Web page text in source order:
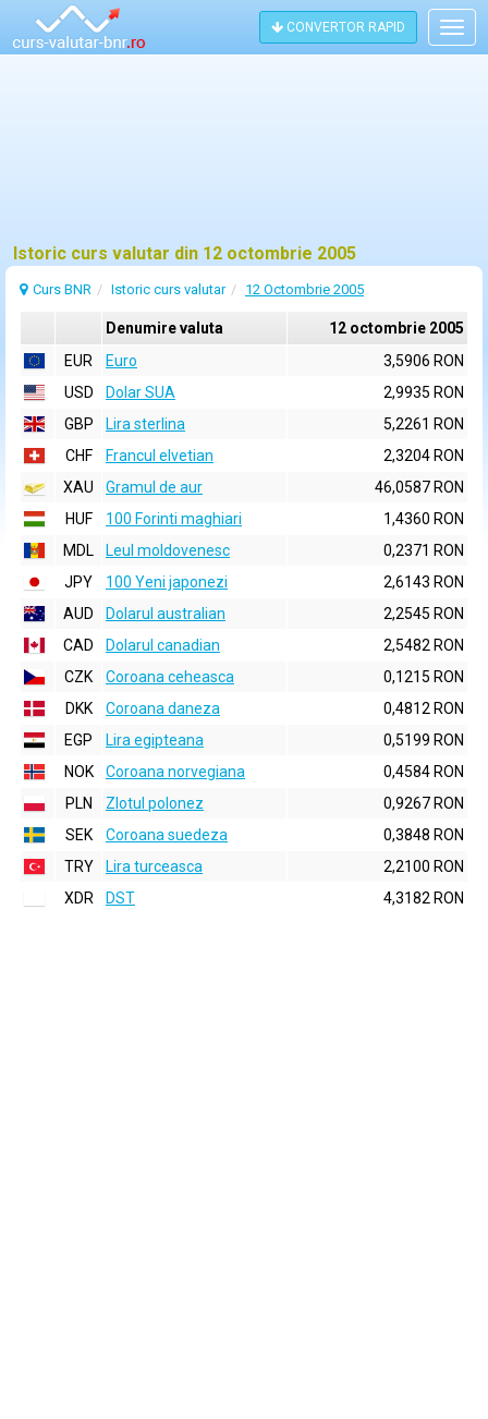
CONVERTOR RAPID
Istoric curs valutar din 12 octombrie 2005
Curs BNR Istoric curs valutar 12 Octombrie 2005
Denumire valuta
12 octombrie 2005
EUR
Euro
3,5906 RON
USD
Dolar SUA
2,9935 RON
GBP
Lira sterlina
5,2261 RON
CHF
Francul elvetian
2,3204 RON
XAU
Gramul de aur
46,0587 RON
HUF
100 Forinti maghiari
1,4360 RON
MDL
Leul moldovenesc
0,2371 RON
JPY
100 Yeni japonezi
2,6143 RON
AUD
Dolarul australian
2,2545 RON
CAD
Dolarul canadian
2,5482 RON
CZK
Coroana ceheasca
0,1215 RON
DKK
Coroana daneza
0,4812 RON
EGP
Lira egipteana
0,5199 RON
NOK
Coroana norvegiana
0,4584 RON
PLN
Zlotul polonez
0,9267 RON
SEK
Coroana suedeza
0,3848 RON
TRY
Lira turceasca
2,2100 RON
XDR
DST 4,3182 RON